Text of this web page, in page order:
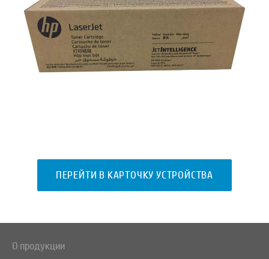
ПЕРЕЙТИ В КАРТОЧКУ УСТРОЙСТВА
О продукции